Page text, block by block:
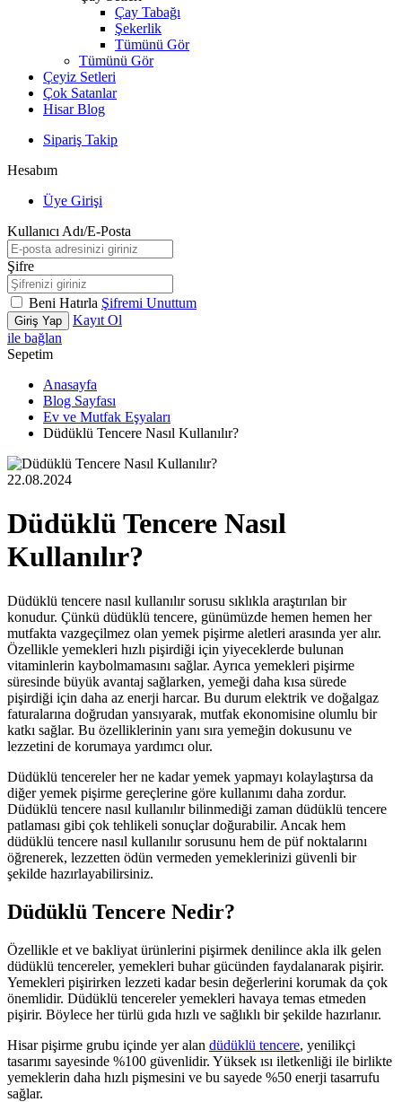
Çay Tabağı
Şekerlik
Tümünü Gör
Tümünü Gör
Çeyiz Setleri
Çok Satanlar
Hisar Blog
Sipariş Takip
Hesabım
Üye Girişi
Kullanıcı Adı/E-Posta
Şifre
Beni Hatırla Şifremi Unuttum
Giriş Yap
Kayıt Ol
ile bağlan
Sepetim
Anasayfa
Blog Sayfası
Ev ve Mutfak Eşyaları
Düdüklü Tencere Nasıl Kullanılır?
22.08.2024
Düdüklü Tencere Nasıl
Kullanılır?
Düdüklü tencere nasıl kullanılır sorusu sıklıkla araştırılan bir
konudur. Çünkü düdüklü tencere, günümüzde hemen hemen her
mutfakta vazgeçilmez olan yemek pişirme aletleri arasında yer alır.
Özellikle yemekleri hızlı pişirdiği için yiyeceklerde bulunan
vitaminlerin kaybolmamasını sağlar. Ayrıca yemekleri pişirme
süresinde büyük avantaj sağlarken, yemeği daha kısa sürede
pişirdiği için daha az enerji harcar. Bu durum elektrik ve doğalgaz
faturalarına doğrudan yansıyarak, mutfak ekonomisine olumlu bir
katkı sağlar. Bu özelliklerinin yanı sıra yemeğin dokusunu ve
lezzetini de korumaya yardımcı olur.
Düdüklü tencereler her ne kadar yemek yapmayı kolaylaştırsa da
diğer yemek pişirme gereçlerine göre kullanımı daha zordur.
Düdüklü tencere nasıl kullanılır bilinmediği zaman düdüklü tencere
patlaması gibi çok tehlikeli sonuçlar doğurabilir. Ancak hem
düdüklü tencere nasıl kullanılır sorusunu hem de püf noktalarını
öğrenerek, lezzetten ödün vermeden yemeklerinizi güvenli bir
şekilde hazırlayabilirsiniz.
Düdüklü Tencere Nedir?
Özellikle et ve bakliyat ürünlerini pişirmek denilince akla ilk gelen
düdüklü tencereler, yemekleri buhar gücünden faydalanarak pişirir.
Yemekleri pişirirken lezzeti kadar besin değerlerini korumak da çok
önemlidir. Düdüklü tencereler yemekleri havaya temas etmeden
pişirir. Böylece her türlü gıda hızlı ve sağlıklı bir şekilde hazırlanır.
Hisar pişirme grubu içinde yer alan düdüklü tencere, yenilikçi
tasarımı sayesinde %100 güvenlidir. Yüksek ısı iletkenliği ile birlikte
yemeklerin daha hızlı pişmesini ve bu sayede %50 enerji tasarrufu
sağlar.